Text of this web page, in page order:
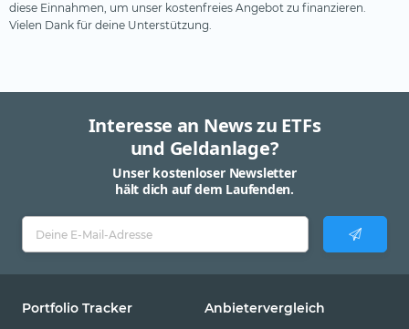
diese Einnahmen, um unser kostenfreies Angebot zu finanzieren.
Vielen Dank für deine Unterstützung.
Interesse an News zu ETFs
und Geldanlage?
Unser kostenloser Newsletter
hält dich auf dem Laufenden.
Portfolio Tracker Anbietervergleich